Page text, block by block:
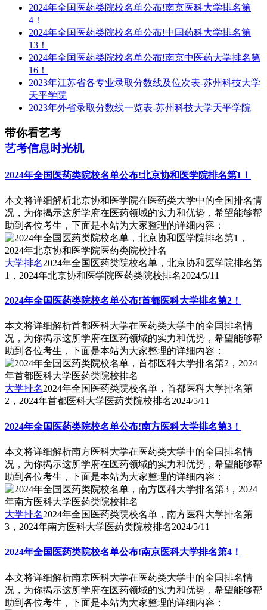
2024年全国医药类院校名单公布!南京医科大学排名第
4！
2024年全国医药类院校名单公布!中国药科大学排名第
13！
2024年全国医药类院校名单公布!南京中医药大学排名第
16！
2023年江苏省各专业录取分数线及位次表-苏州科技大学
天平学院
2023年外省录取分数线一览表-苏州科技大学天平学院
带你看艺考
艺考信息时光机
2024年全国医药类院校名单公布!北京协和医学院排名第1！
本文将详细解析北京协和医学院在医药类大学中的全国排名情
况，为你揭示这所学府在医药领域的实力和优势，希望能够帮
助到各位考生，下面是本站为大家整理的详细内容：
大学排名2024年全国医药类院校名单，北京协和医学院排名第
1，2024年北京协和医学院医药类院校排名2024/5/11
2024年全国医药类院校名单公布!首都医科大学排名第2！
本文将详细解析首都医科大学在医药类大学中的全国排名情
况，为你揭示这所学府在医药领域的实力和优势，希望能够帮
助到各位考生，下面是本站为大家整理的详细内容：
大学排名2024年全国医药类院校名单，首都医科大学排名第
2，2024年首都医科大学医药类院校排名2024/5/11
2024年全国医药类院校名单公布!南方医科大学排名第3！
本文将详细解析南方医科大学在医药类大学中的全国排名情
况，为你揭示这所学府在医药领域的实力和优势，希望能够帮
助到各位考生，下面是本站为大家整理的详细内容：
大学排名2024年全国医药类院校名单，南方医科大学排名第
3，2024年南方医科大学医药类院校排名2024/5/11
2024年全国医药类院校名单公布!南京医科大学排名第4！
本文将详细解析南京医科大学在医药类大学中的全国排名情
况，为你揭示这所学府在医药领域的实力和优势，希望能够帮
助到各位考生，下面是本站为大家整理的详细内容：